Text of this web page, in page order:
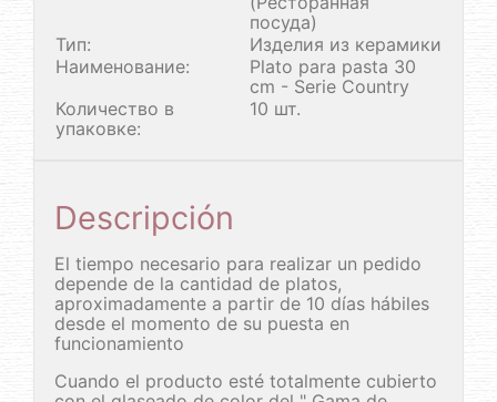
посуда)
Тип:
Изделия из керамики
Наименование:
Plato para pasta 30
cm - Serie Country
Количество в
упаковке:
10 шт.
Descripción
El tiempo necesario para realizar un pedido
depende de la cantidad de platos,
aproximadamente a partir de 10 días hábiles
desde el momento de su puesta en
funcionamiento
Cuando el producto esté totalmente cubierto